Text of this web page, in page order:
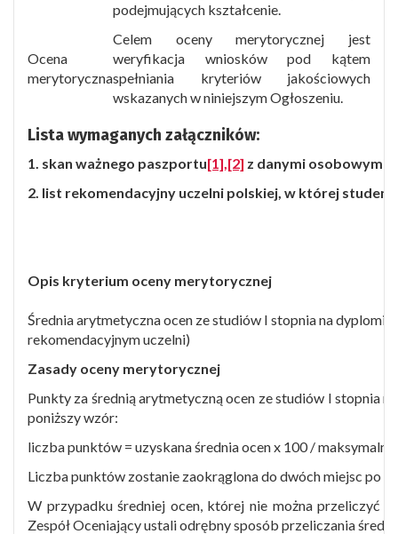
podejmujących kształcenie.
Ocena
merytoryczna
Celem oceny merytorycznej jest
weryfikacja wniosków pod kątem
spełniania kryteriów jakościowych
wskazanych w niniejszym Ogłoszeniu.
Lista wymaganych załączników:
1. skan ważnego paszportu[1],[2] z danymi osobowymi
2. list rekomendacyjny uczelni polskiej, w której student
Opis kryterium oceny merytorycznej
Średnia arytmetyczna ocen ze studiów I stopnia na
rekomendacyjnym uczelni)
Zasady oceny merytorycznej
Punkty za średnią arytmetyczną ocen ze studiów I stopnia
poniższy wzór:
liczba punktów = uzyskana średnia ocen x 100 /
Liczba punktów zostanie zaokrąglona do dwóch miejsc po
W przypadku średniej ocen, której nie można przeliczyć
Zespół Oceniający ustali odrębny sposób przeliczania